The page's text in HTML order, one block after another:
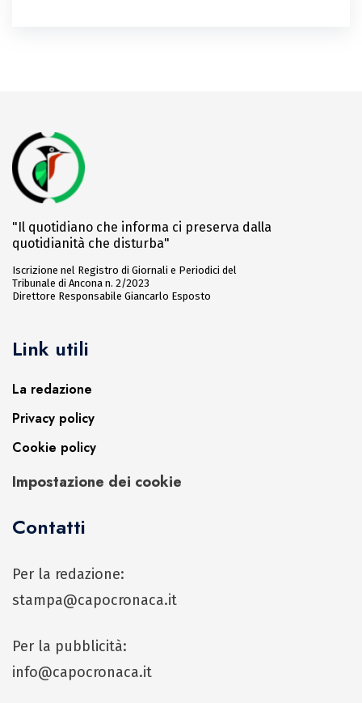
"Il quotidiano che informa ci preserva dalla
quotidianità che disturba"
Iscrizione nel Registro di Giornali e Periodici del
Tribunale di Ancona n. 2/2023
Direttore Responsabile Giancarlo Esposto
Link utili
La redazione
Privacy policy
Cookie policy
Impostazione dei cookie
Contatti
Per la redazione:
stampa@capocronaca.it
Per la pubblicità:
info@capocronaca.it